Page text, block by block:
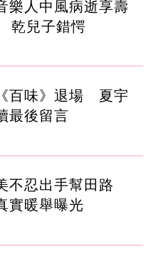
樂人中風病逝享壽
乾兒子錯愕
百味》退場 夏宇
最後留言
不忍出手幫田路
暖舉曝光